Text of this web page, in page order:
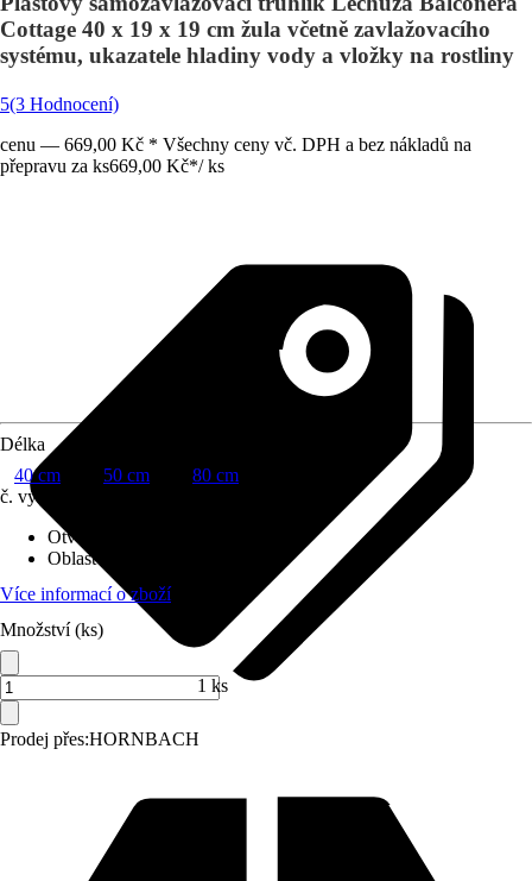
Cottage 40 x 19 x 19 cm žula včetně zavlažovacího
systému, ukazatele hladiny vody a vložky na rostliny
5(3 Hodnocení)
cenu — 669,00 Kč * Všechny ceny vč. DPH a bez nákladů na
přepravu za ks669,00 Kč*/ ks
Prodej přes:HORNBACH
Délka
40 cm
50 cm
80 cm
č. výrobku
Otvor ve dnu
Oblast využití
Více informací o zboží
Množství (ks)
1 ks